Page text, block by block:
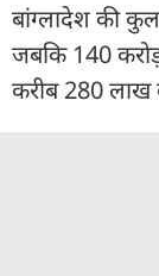
बांग्लादेश की
जबकि 140
करीब 280 लाख